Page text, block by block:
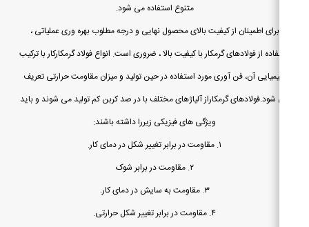
متنوع استفاده می شود.
برای اطمینان از کیفیت بالای محصول نهایی و درجه مطلوب بهره وری عملیاتی ،
از فولادهای گرمکار با کیفیت بالا ، ضروری است. انواع فولاد گرمکارکار با ترکیب
آن، فن آوری مورد استفاده در حین تولید و میزان مقاومت حرارتی تعریف
گرمکاراز آلیاژهای مختلف با در صد کربن کم تولید می شوند و باید
ویژگی های فیزیکی زیررا داشته باشند: